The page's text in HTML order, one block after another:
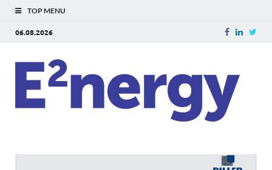
TOP MENU
06.08.2026